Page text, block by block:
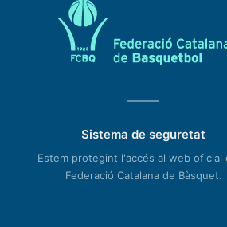
Sistema de seguretat
Estem protegint l'accés al web oficial
Federació Catalana de Bàsquet.